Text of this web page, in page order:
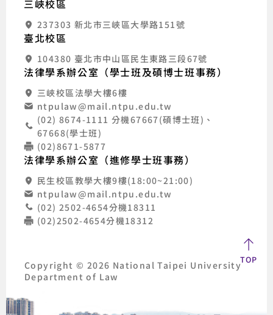
三峽校區
237303 新北市三峽區大學路151號
臺北校區
104380 臺北市中山區民生東路三段67號
法律學系辦公室（學士班及碩博士班事務）
三峽校區法學大樓6樓
ntpulaw@mail.ntpu.edu.tw
(02) 8674-1111 分機67667(碩博士班)、
67668(學士班)
(02)8671-5877
法律學系辦公室（進修學士班事務）
民生校區教學大樓9樓(18:00~21:00)
ntpulaw@mail.ntpu.edu.tw
(02) 2502-4654分機18311
(02)2502-4654分機18312
Copyright © 2026 National Taipei University
Department of Law
TOP